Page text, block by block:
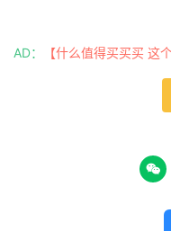
AD： 【什么值得买买买
